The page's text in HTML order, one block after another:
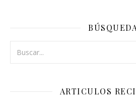
BÚSQUEDA
ARTICULOS